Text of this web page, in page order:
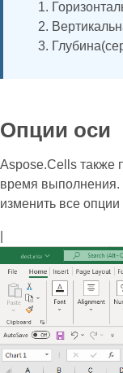
Опции оси
Aspose.Cells также
время
изменить все опции